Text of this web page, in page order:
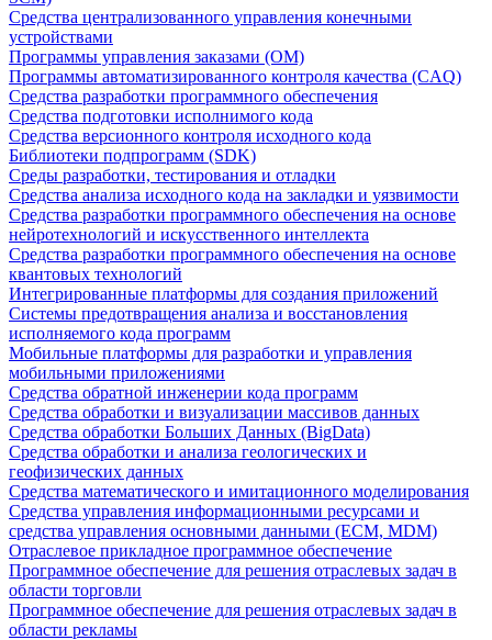
Средства централизованного управления конечными
устройствами
Программы управления заказами (OM)
Программы автоматизированного контроля качества (CAQ)
Средства разработки программного обеспечения
Средства подготовки исполнимого кода
Средства версионного контроля исходного кода
Библиотеки подпрограмм (SDK)
Среды разработки, тестирования и отладки
Средства анализа исходного кода на закладки и уязвимости
Средства разработки программного обеспечения на основе
нейротехнологий и искусственного интеллекта
Средства разработки программного обеспечения на основе
квантовых технологий
Интегрированные платформы для создания приложений
Системы предотвращения анализа и восстановления
исполняемого кода программ
Мобильные платформы для разработки и управления
мобильными приложениями
Средства обратной инженерии кода программ
Средства обработки и визуализации массивов данных
Средства обработки Больших Данных (BigData)
Средства обработки и анализа геологических и
геофизических данных
Средства математического и имитационного моделирования
Средства управления информационными ресурсами и
средства управления основными данными (ECM, MDM)
Отраслевое прикладное программное обеспечение
Программное обеспечение для решения отраслевых задач в
области торговли
Программное обеспечение для решения отраслевых задач в
области рекламы